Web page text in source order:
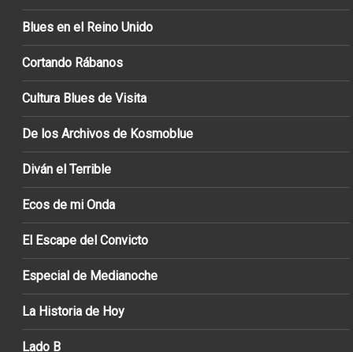
Blues en el Reino Unido
Cortando Rábanos
Cultura Blues de Visita
De los Archivos de Kosmoblue
Diván el Terrible
Ecos de mi Onda
El Escape del Convicto
Especial de Medianoche
La Historia de Hoy
Lado B